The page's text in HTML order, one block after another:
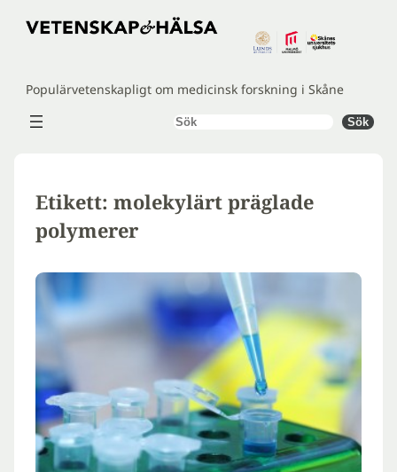
Hoppa
Populärvetenskapligt om medicinsk forskning i Skåne
Sök Sök
Etikett: molekylärt präglade
polymerer